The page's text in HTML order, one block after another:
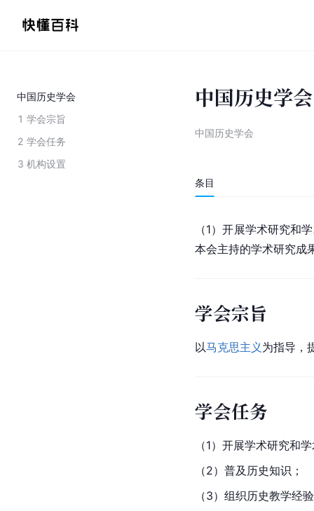
中国历史学会
1 学会宗旨
2 学会任务
3 机构设置
中国历史学会
中国历史学会
条目
（1）开展学术研究和
本会主持的学术研究成
学会宗旨
以马克思主义 为指导，
学会任务
（1）开展学术研究和
（2）普及历史知识；
（3）组织历史教学经